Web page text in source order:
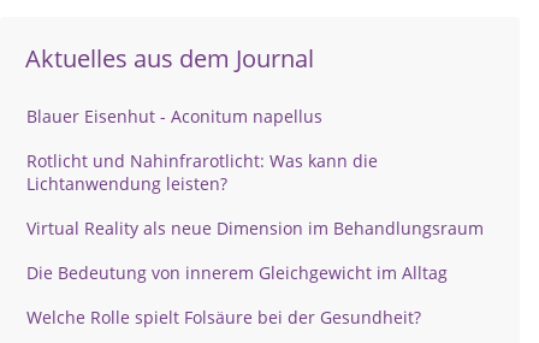
Aktuelles aus dem Journal
Blauer Eisenhut - Aconitum napellus
Rotlicht und Nahinfrarotlicht: Was kann die
Lichtanwendung leisten?
Virtual Reality als neue Dimension im Behandlungsraum
Die Bedeutung von innerem Gleichgewicht im Alltag
Welche Rolle spielt Folsäure bei der Gesundheit?